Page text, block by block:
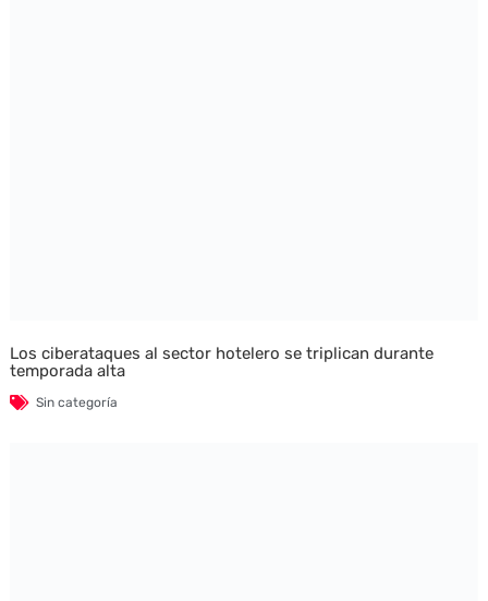
Los ciberataques al sector hotelero se triplican durante
temporada alta
Sin categoría